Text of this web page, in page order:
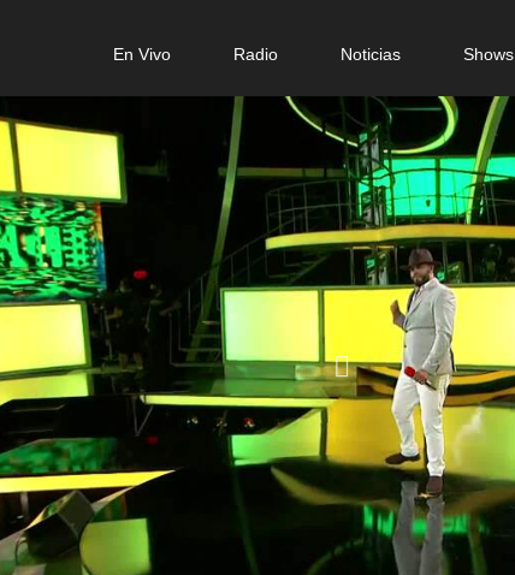
En Vivo Radio Noticias Shows